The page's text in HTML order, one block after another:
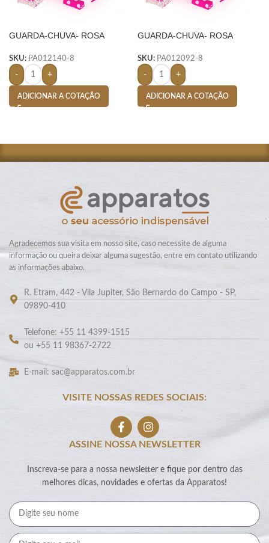
GUARDA-CHUVA- ROSA
SKU: PA012140-8
- +
ADICIONAR A COTAÇÃO
GUARDA-CHUVA- ROSA
SKU: PA012092-8
- +
ADICIONAR A COTAÇÃO
Agradecemos sua visita em nosso site, caso necessite de alguma
informação ou queira deixar alguma sugestão, entre em contato utilizando
as informações abaixo.
R. Etram, 442 - Vila Jupiter, São Bernardo do Campo - SP,
09890-410
Telefone: +55 11 4399-1515
ou +55 11 98367-2722
E-mail: sac@apparatos.com.br
VISITE NOSSAS REDES SOCIAIS:
ASSINE NOSSA NEWSLETTER
Inscreva-se para a nossa newsletter e fique por dentro das
melhores dicas, novidades e ofertas da Apparatos!